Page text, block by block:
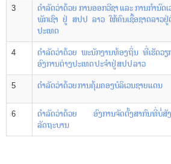
3
ດໍາລັດວ່າດ້ວຍ ການອອກວີຊາ ແລະ ການກໍານົດເ
ພັກເຊົາ ຢູ່ ສປປ ລາວ ໃຫ້ຄົນເຊື້ອຊາດລາວຢູ່
ປະເທດ
4
ດຳລັດວ່າດ້ວຍ ພະນັກງານທ້ອງຖິ່ນ ທີ່ເຮັດວຽ
ອົງການຕ່າງປະເທດ ປະຈຳຢູ່ ສປປ ລາວ
5
ດໍາລັດວ່າດ້ວຍ ການຄຸ້ມຄອງບໍລິເວນຊາຍແດນ
6
ດຳລັດວ່າດ້ວຍ ອົງການຈັດຕັ້ງສາກົນທີ່ບໍ່ສັ
ລັດຖະບານ